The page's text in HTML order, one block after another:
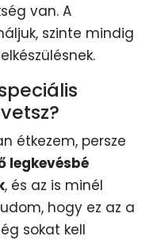
van. A
szinte mindig
étkezem, persze
legkevésbé
, és az is minél
hogy ez az a
sokat kell